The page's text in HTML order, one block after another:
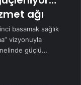
ağı
basamak sağlık
vizyonuyla
güçlü…